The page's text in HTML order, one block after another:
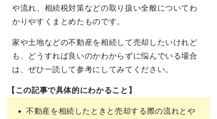
や流れ、相続税対策などの取り扱い全般についてわ
かりやすくまとめたものです。
家や土地などの不動産を相続して売却したいけれど
も、どうすれば良いのかわからずに悩んでいる場合
は、ぜひ一読して参考にしてみてください。
【この記事で具体的にわかること】
不動産を相続したときと売却する際の流れとや